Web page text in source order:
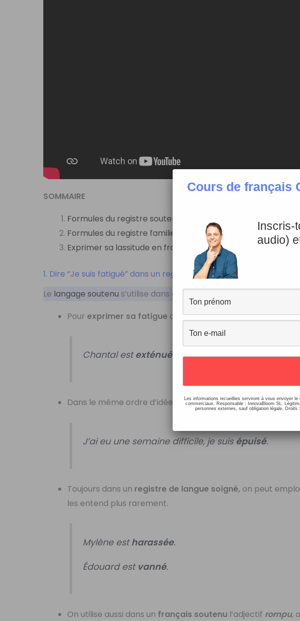
SOMMAIRE
Formules du registre soutenu
Formules du registre familier
Exprimer sa lassitude en français
1. Dire “Je suis fatigué” dans un registre soutenu
Le langage soutenu s’utilise dans des
Pourexprimer sa fatigue dans unregistre soutenu, on
Chantal estexténuée . Elle a joué au bridge toute
Dans le même ordre d’idée, on peut utiliser l’adjectifépuisé
J’ai eu une semaine difficile, je suisépuisé.
Toujours dans un registre de langue soigné, on peut
les entend plus rarement.
Mylène estharassée.
Édouard est vanné.
On utilise aussi dans un français soutenu l’adjectif rompu,
Cours de français
Inscris-
audio)
Les informations recueillies serviront à vous envoyer
commerciaux. Responsable : InnovaBloom SL.
personnes externes, sauf obligation légale.